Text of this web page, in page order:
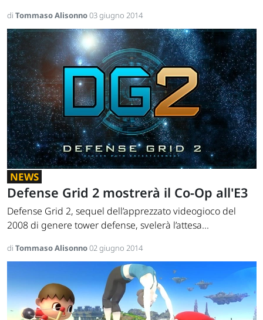
di Tommaso Alisonno03 giugno 2014
NEWS
Defense Grid 2 mostrerà il Co-Op all'E3
Defense Grid 2, sequel dell’apprezzato videogioco del
2008 di genere tower defense, svelerà l’attesa...
di Tommaso Alisonno02 giugno 2014